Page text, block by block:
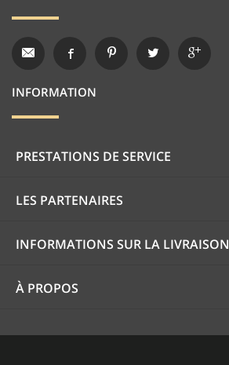
INFORMATION
PRESTATIONS DE SERVICE
LES PARTENAIRES
INFORMATIONS SUR LA LIVRAISON
À PROPOS